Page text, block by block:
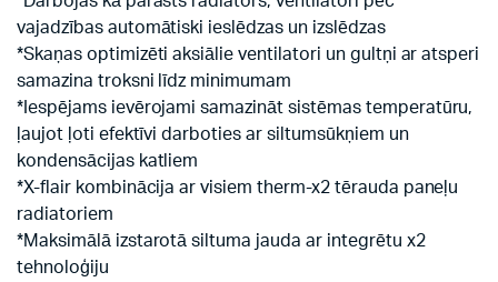
vajadzības automātiski ieslēdzas un izslēdzas
*Skaņas optimizēti aksiālie ventilatori un gultņi ar atsperi
samazina troksni līdz minimumam
*Iespējams ievērojami samazināt sistēmas temperatūru,
ļaujot ļoti efektīvi darboties ar siltumsūkņiem un
kondensācijas katliem
*X-flair kombinācija ar visiem therm-x2 tērauda paneļu
radiatoriem
*Maksimālā izstarotā siltuma jauda ar integrētu x2
tehnoloģiju